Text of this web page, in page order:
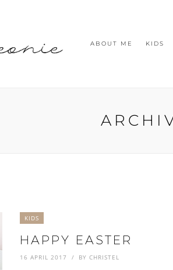
ABOUT ME KIDS
KIDS
HAPPY EASTER
16 APRIL 2017 BY CHRISTEL